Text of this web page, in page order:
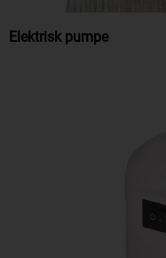
Elektrisk pumpe